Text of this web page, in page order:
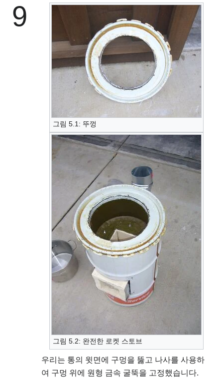
9
그림 5.1: 뚜껑
그림 5.2: 완전한 로켓 스토브
우리는 통의 윗면에 구멍을 뚫고 나사를 사용하
여 구멍 위에 원형 금속 굴뚝을 고정했습니다.